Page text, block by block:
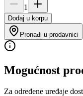
1
Dodaj u korpu
Pronađi u prodavnici
Mogućnost
Za određene uređaje